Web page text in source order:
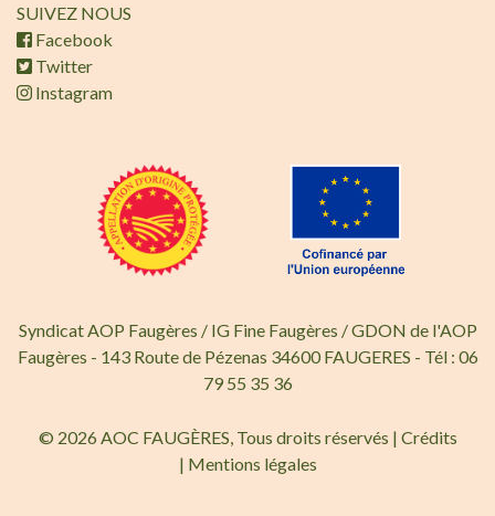
SUIVEZ NOUS
Facebook
Twitter
Instagram
Syndicat AOP Faugères / IG Fine Faugères / GDON de l'AOP
Faugères - 143 Route de Pézenas 34600 FAUGERES - Tél : 06
79 55 35 36
© 2026 AOC FAUGÈRES, Tous droits réservés | Crédits
| Mentions légales